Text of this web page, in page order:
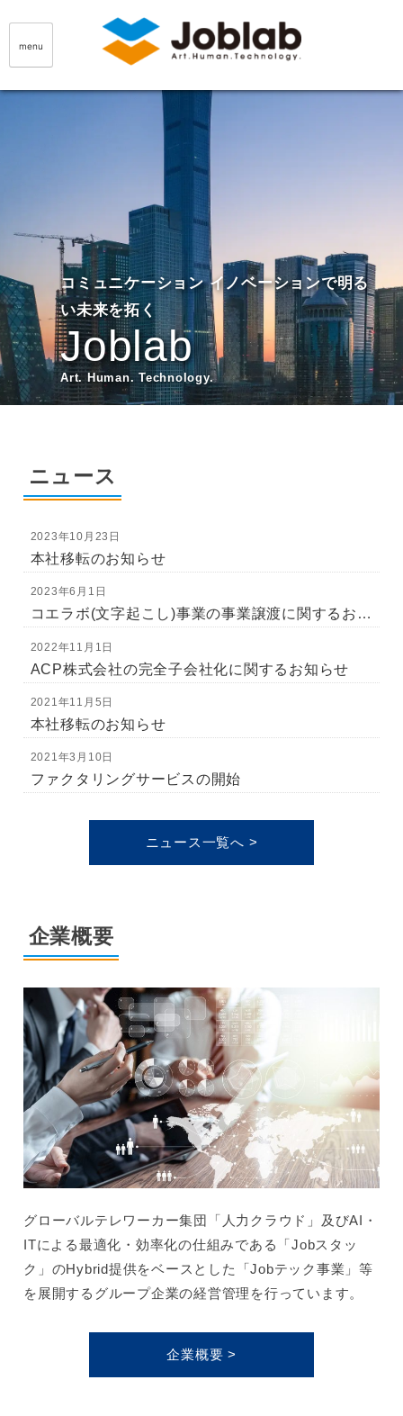
menu
コミュニケーション イノベーションで明る
い未来を拓く
Joblab
Art. Human. Technology.
ニュース
2023年10月23日
本社移転のお知らせ
2023年6月1日
コエラボ(文字起こし)事業の事業譲渡に関するお知らせ
2022年11月1日
ACP株式会社の完全子会社化に関するお知らせ
2021年11月5日
本社移転のお知らせ
2021年3月10日
ファクタリングサービスの開始
ニュース一覧へ >
企業概要
グローバルテレワーカー集団「人力クラウド」及びAI・
ITによる最適化・効率化の仕組みである「Jobスタッ
ク」のHybrid提供をベースとした「Jobテック事業」等
を展開するグループ企業の経営管理を行っています。
企業概要 >